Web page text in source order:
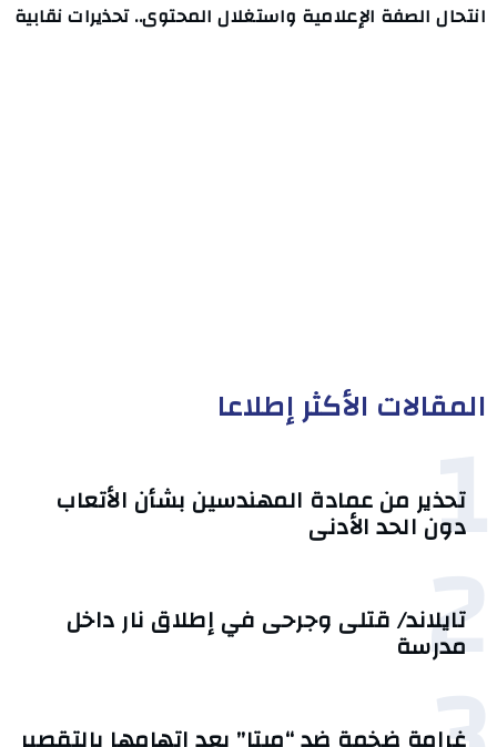
انتحال الصفة الإعلامية واستغلال المحتوى.. تحذيرات نقابية
المقالات الأكثر إطلاعا
1
تحذير من عمادة المهندسين بشأن الأتعاب
دون الحد الأدنى
2
تايلاند/ قتلى وجرحى في إطلاق نار داخل
مدرسة